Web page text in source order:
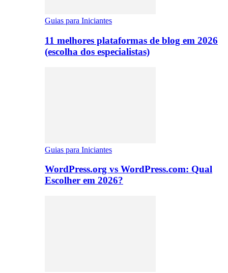
Guias para Iniciantes
11 melhores plataformas de blog em 2026
(escolha dos especialistas)
Guias para Iniciantes
WordPress.org vs WordPress.com: Qual
Escolher em 2026?